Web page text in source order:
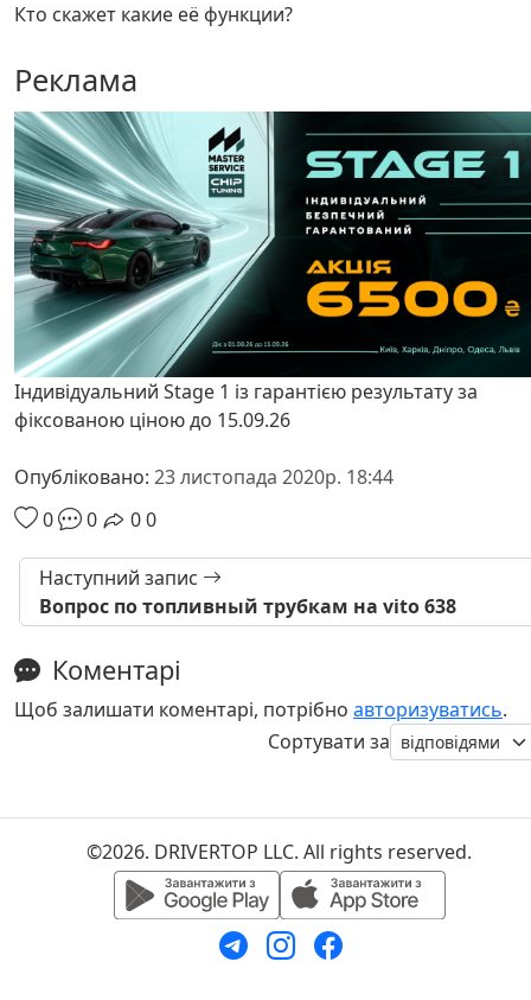
Кто скажет какие её функции?
Реклама
Індивідуальний Stage 1 із гарантією результату за
фіксованою ціною до 15.09.26
Опубліковано: 23 листопада 2020р. 18:44
0
0 00
Наступний запис
Вопрос по топливный трубкам на vito 638
Коментарі
Щоб залишати коментарі, потрібно авторизуватись.
Сортувати за
©2026. DRIVERTOP LLC. All rights reserved.